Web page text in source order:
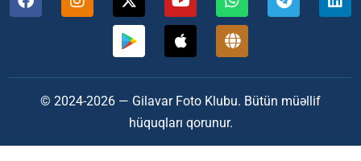
© 2024-2026 — Gilavar Foto Klubu. Bütün müəllif
hüquqları qorunur.